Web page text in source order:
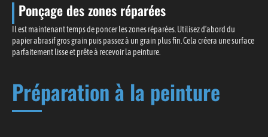
Ponçage des zones réparées
Il est maintenant temps de poncer les zones réparées. Utilisez d’abord du
papier abrasif gros grain puis passez à un grain plus fin. Cela créera une surface
parfaitement lisse et prête à recevoir la peinture.
Préparation à la peinture